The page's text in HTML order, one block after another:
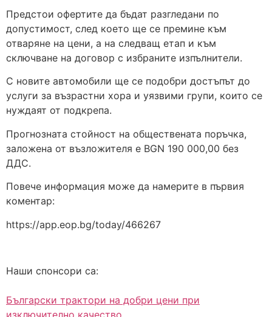
Предстои офертите да бъдат разгледани по
допустимост, след което ще се премине към
отваряне на цени, а на следващ етап и към
сключване на договор с избраните изпълнители.
С новите автомобили ще се подобри достъпът до
услуги за възрастни хора и уязвими групи, които се
нуждаят от подкрепа.
Прогнозната стойност на обществената поръчка,
заложена от възложителя е BGN 190 000,00 без
ДДС.
Повече информация може да намерите в първия
коментар:
https://app.eop.bg/today/466267
Наши спонсори са:
Български трактори на добри цени при